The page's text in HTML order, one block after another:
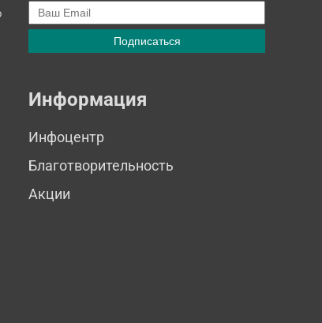
Информация
Инфоцентр
Благотворительность
Акции